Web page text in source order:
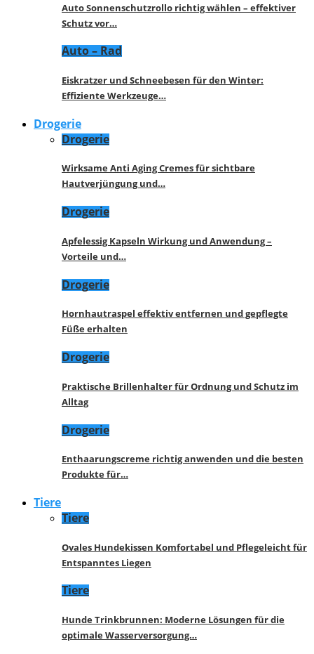
Auto Sonnenschutzrollo richtig wählen – effektiver
Schutz vor…
Auto – Rad
Eiskratzer und Schneebesen für den Winter:
Effiziente Werkzeuge…
Drogerie
Drogerie
Wirksame Anti Aging Cremes für sichtbare
Hautverjüngung und…
Drogerie
Apfelessig Kapseln Wirkung und Anwendung –
Vorteile und…
Drogerie
Hornhautraspel effektiv entfernen und gepflegte
Füße erhalten
Drogerie
Praktische Brillenhalter für Ordnung und Schutz im
Alltag
Drogerie
Enthaarungscreme richtig anwenden und die besten
Produkte für…
Tiere
Tiere
Ovales Hundekissen Komfortabel und Pflegeleicht für
Entspanntes Liegen
Tiere
Hunde Trinkbrunnen: Moderne Lösungen für die
optimale Wasserversorgung…